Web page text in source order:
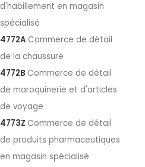
d'habillement en magasin
spécialisé
4772A Commerce de détail
de la chaussure
4772B Commerce de détail
de maroquinerie et d'articles
de voyage
4773Z Commerce de détail
de produits pharmaceutiques
en magasin spécialisé